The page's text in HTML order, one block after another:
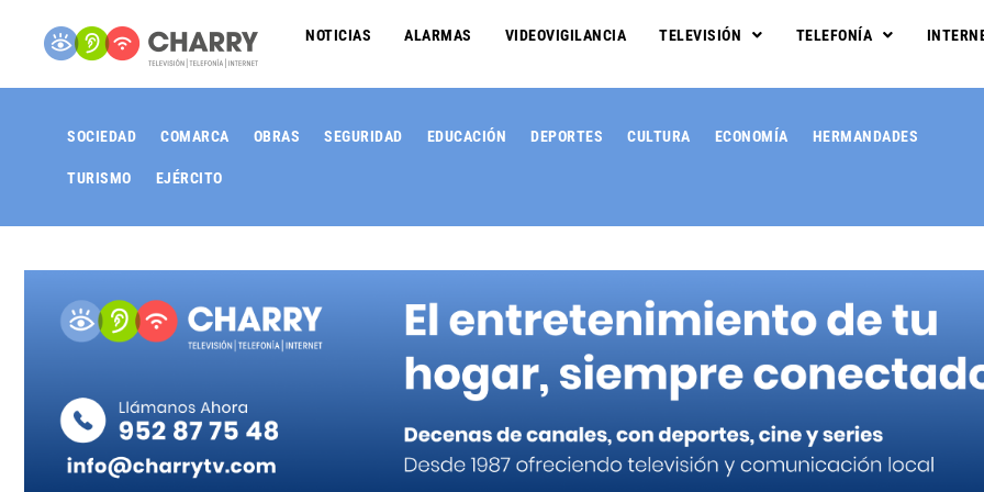
NOTICIAS ALARMAS VIDEOVIGILANCIA TELEVISIÓN TELEFONÍA
SOCIEDAD COMARCA OBRAS SEGURIDAD EDUCACIÓN DEPORTES CULTURA ECONOMÍA HERMANDADES
TURISMO EJÉRCITO